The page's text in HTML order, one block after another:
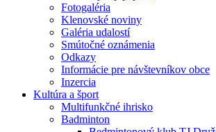
Fotogaléria
Klenovské noviny
Galéria udalostí
Smútočné oznámenia
Odkazy
Informácie pre návštevníkov obce
Inzercia
Kultúra a šport
Multifunkčné ihrisko
Badminton